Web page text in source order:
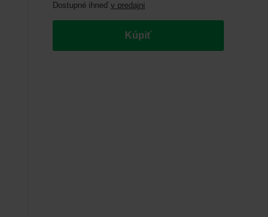
Dostupné ihneď v predajni
Kúpiť